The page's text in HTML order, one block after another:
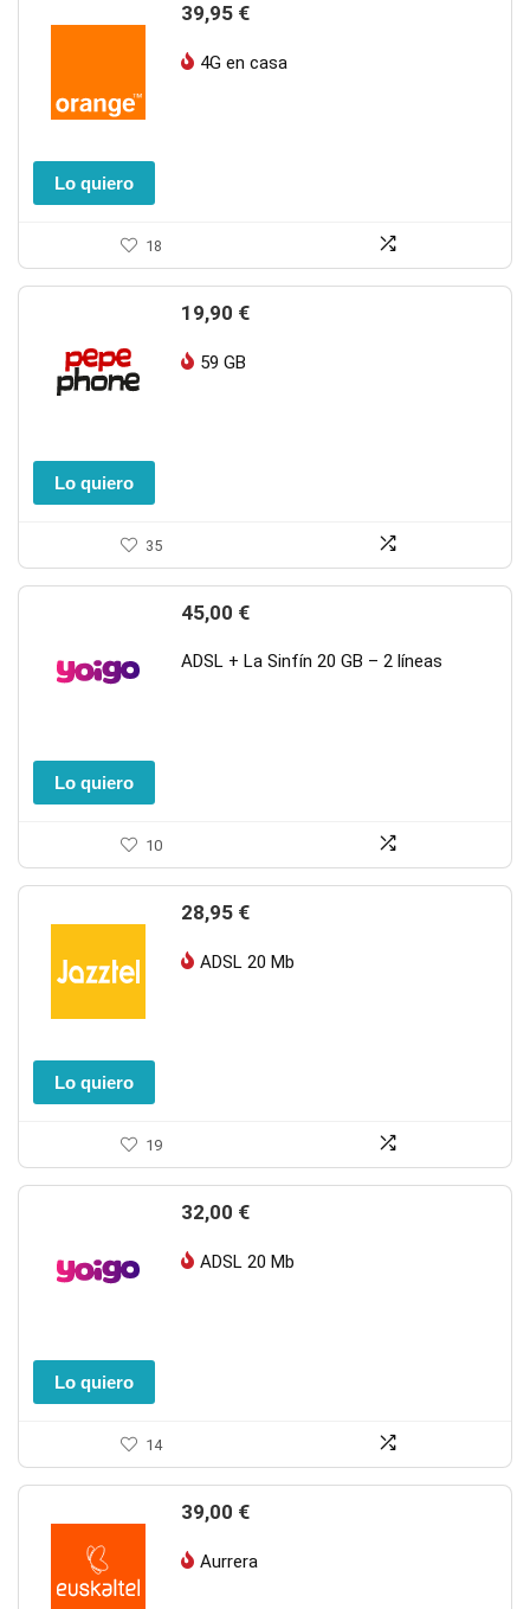
39,95 €
4G en casa
18
Lo quiero
19,90 €
59 GB
35
Lo quiero
45,00 €
ADSL + La Sinfín 20 GB – 2 líneas
10
Lo quiero
28,95 €
ADSL 20 Mb
19
Lo quiero
32,00 €
ADSL 20 Mb
14
Lo quiero
39,00 €
Aurrera